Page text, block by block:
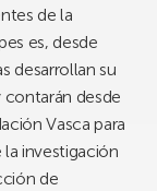
de la
es, desde
desarrollan su
desde
Vasca para
investigación
de